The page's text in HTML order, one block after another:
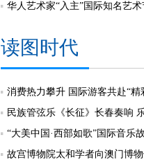
华人艺术家“入主”国际知名艺
读图时代
消费热力攀升 国际游客共赴“精
民族管弦乐《长征》长春奏响
“大美中国·西部如歌”国际音乐
故宫博物院太和学者向澳门博